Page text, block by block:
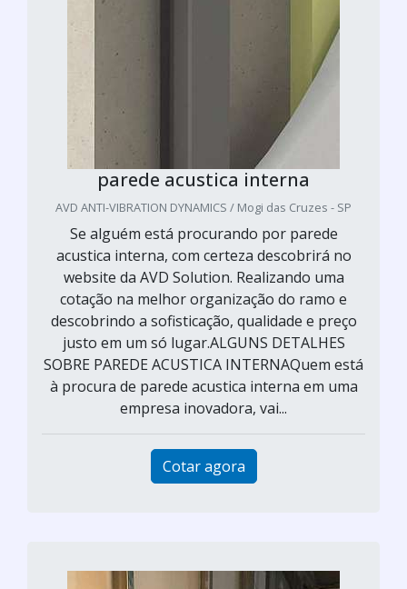
parede acustica interna
AVD ANTI-VIBRATION DYNAMICS / Mogi das Cruzes - SP
Se alguém está procurando por parede
acustica interna, com certeza descobrirá no
website da AVD Solution. Realizando uma
cotação na melhor organização do ramo e
descobrindo a sofisticação, qualidade e preço
justo em um só lugar.ALGUNS DETALHES
SOBRE PAREDE ACUSTICA INTERNAQuem está
à procura de parede acustica interna em uma
empresa inovadora, vai...
Cotar agora